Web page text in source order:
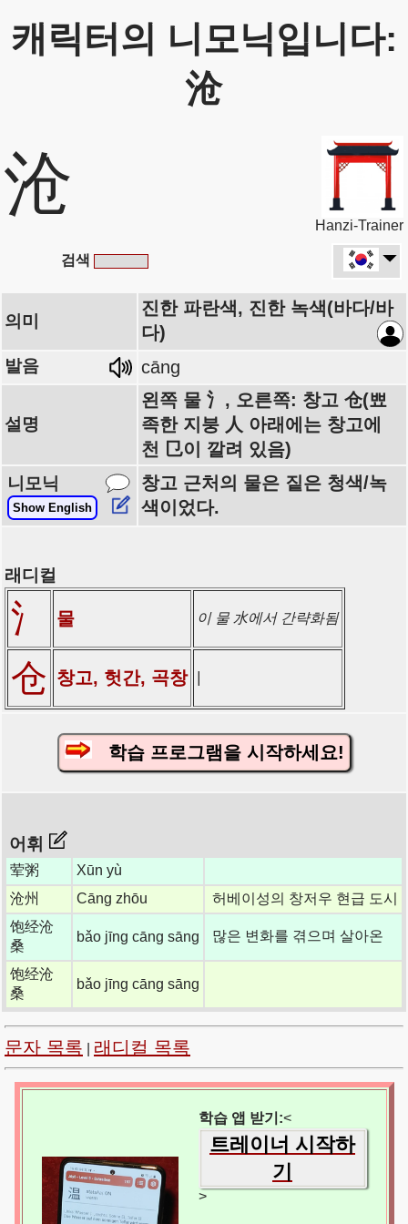
캐릭터의 니모닉입니다:
沧
沧
Hanzi-Trainer
검색
의미
진한 파란색, 진한 녹색(바다/바
다)
발음 cāng
설명
왼쪽 물 氵, 오른쪽: 창고 仓(뾰
족한 지붕 人 아래에는 창고에
천 㔾이 깔려 있음)
니모닉
Show English
창고 근처의 물은 짙은 청색/녹
색이었다.
래디컬
氵 물 이 물 水에서 간략화됨
仓 창고, 헛간, 곡창
학습 프로그램을 시작하세요!
어휘
荤粥
Xūn yù
沧州
Cāng zhōu
허베이성의 창저우 현급 도시
饱经沧
桑
bǎo jīng cāng sāng 많은 변화를 겪으며 살아온
饱经沧
桑
bǎo jīng cāng sāng
문자 목록 래디컬 목록
학습 앱 받기:<
트레이너 시작하
기
>